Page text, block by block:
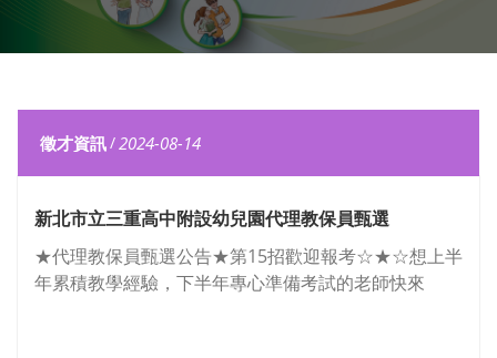
徵才資訊/2024-08-14
新北市立三重高中附設幼兒園代理教保員甄選
★代理教保員甄選公告★第15招歡迎報考☆★☆想上半
年累積教學經驗，下半年專心準備考試的老師快來